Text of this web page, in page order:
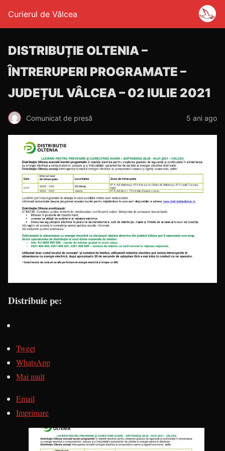
Curierul de Vâlcea
DISTRIBUȚIE OLTENIA –
ÎNTRERUPERI PROGRAMATE –
JUDEȚUL VÂLCEA – 02 IULIE 2021
Comunicat de presă 5 ani ago
Distribuie pe:
Tweet
WhatsApp
Mai mult
Email
Imprimare